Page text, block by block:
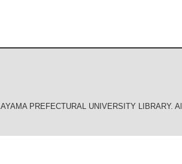
PREFECTURAL UNIVERSITY LIBRARY.